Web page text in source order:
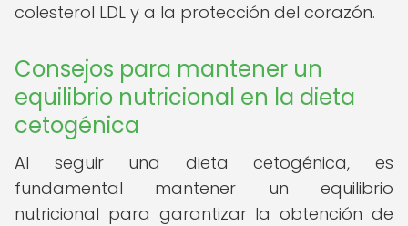
colesterol LDL y a la protección del corazón.
Consejos para mantener un
equilibrio nutricional en la dieta
cetogénica
Al seguir una dieta cetogénica, es
fundamental mantener un equilibrio
nutricional para garantizar la obtención de